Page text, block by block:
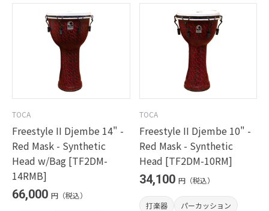
TOCA
Freestyle II Djembe 14" -
Red Mask - Synthetic
Head w/Bag [TF2DM-
14RMB]
66,000 円（税込）
TOCA
Freestyle II Djembe 10" -
Red Mask - Synthetic
Head [TF2DM-10RM]
34,100 円（税込）
打楽器
パーカッション